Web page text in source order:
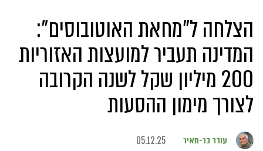
הצלחה ל"מחאת האוטובוסים":
המדינה תעביר למועצות האזוריות
200 מיליון שקל לשנה הקרובה
לצורך מימון ההסעות
עודד בר-מאיר 05.12.25